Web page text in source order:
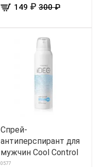
149 ₽ 300 ₽
Спрей-
антиперспирант для
мужчин Cool Control
0577